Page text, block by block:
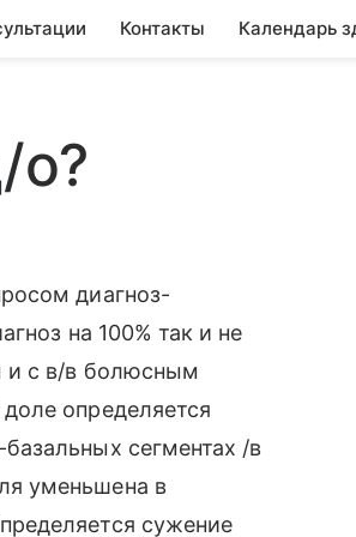
Контакты Календарь
о?
диагноз-
на 100% так и не
и с в/в болюсным
определяется
сегментах /в
уменьшена в
сужение